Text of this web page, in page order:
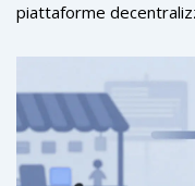
piattaforme
contribuisce al
rispetto ad altre